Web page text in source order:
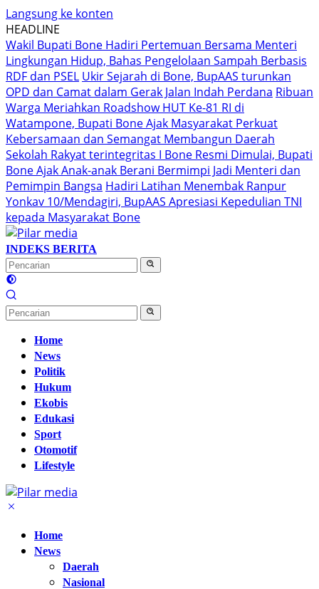
Langsung ke konten
HEADLINE
Wakil Bupati Bone Hadiri Pertemuan Bersama Menteri
Lingkungan Hidup, Bahas Pengelolaan Sampah Berbasis
RDF dan PSEL Ukir Sejarah di Bone, BupAAS turunkan
OPD dan Camat dalam Gerak Jalan Indah Perdana Ribuan
Warga Meriahkan Roadshow HUT Ke-81 RI di
Watampone, Bupati Bone Ajak Masyarakat Perkuat
Kebersamaan dan Semangat Membangun Daerah
Sekolah Rakyat terintegritas I Bone Resmi Dimulai, Bupati
Bone Ajak Anak-anak Berani Bermimpi Jadi Menteri dan
Pemimpin Bangsa Hadiri Latihan Menembak Ranpur
Yonkav 10/Mendagiri, BupAAS Apresiasi Kepedulian TNI
kepada Masyarakat Bone
INDEKS BERITA
Home
News
Politik
Hukum
Ekobis
Edukasi
Sport
Otomotif
Lifestyle
Home
News
Daerah
Nasional